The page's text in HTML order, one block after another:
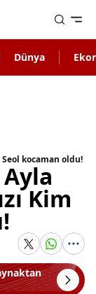
Dünya
kocaman oldu!
Kim